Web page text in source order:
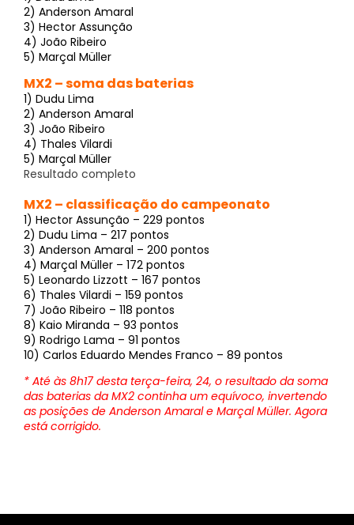
2) Anderson Amaral
3) Hector Assunção
4) João Ribeiro
5) Marçal Müller
MX2 – soma das baterias
1) Dudu Lima
2) Anderson Amaral
3) João Ribeiro
4) Thales Vilardi
5) Marçal Müller
Resultado completo
MX2 – classificação do campeonato
1) Hector Assunção – 229 pontos
2) Dudu Lima – 217 pontos
3) Anderson Amaral – 200 pontos
4) Marçal Müller – 172 pontos
5) Leonardo Lizzott – 167 pontos
6) Thales Vilardi – 159 pontos
7) João Ribeiro – 118 pontos
8) Kaio Miranda – 93 pontos
9) Rodrigo Lama – 91 pontos
10) Carlos Eduardo Mendes Franco – 89 pontos
* Até às 8h17 desta terça-feira, 24, o resultado da soma
das baterias da MX2 continha um equívoco, invertendo
as posições de Anderson Amaral e Marçal Müller. Agora
está corrigido.